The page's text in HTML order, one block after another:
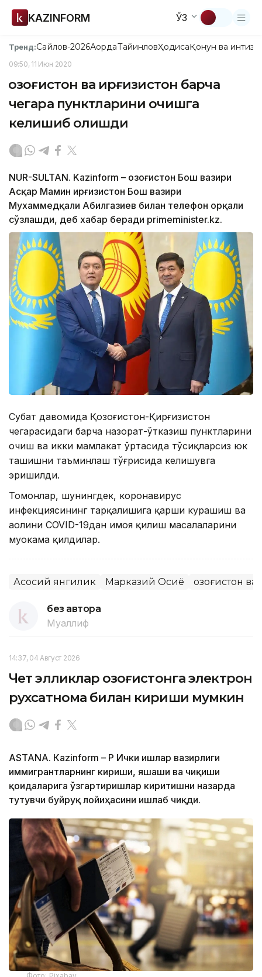
KAZINFORM ЎЗ
Тренд:Сайлов-2026АқордаТайинловҲодисаҚонун ва
09:50, 11 Июн 2020
Қозоғистон ва Қирғизистон барча
чегара пунктларини очишга
келишиб олишди
NUR-SULTAN. Kazinform – Қозоғистон Бош вазири
Асқар Мамин Қирғизистон Бош вазири
Мухаммедқали Абилгазиев билан телефон орқали
сўзлашди, деб хабар беради primeminister.kz.
Суҳбат давомида Қозоғистон-Қирғизистон
чегарасидаги барча назорат-ўтказиш пунктларини
очиш ва икки мамлакат ўртасида тўсиқларсиз юк
ташишни таъминлаш тўғрисида келишувга
эришилди.
Томонлар, шунингдек, коронавирус
инфекциясининг тарқалишига қарши курашиш ва
аҳолини COVID-19дан ҳимоя қилиш масалаларини
муҳокама қилдилар.
Асосий янгилик Марказий Осиё Қозоғистон
без автора
Муаллиф
14:37, 04 Август 2026
Чет элликлар Қозоғистонга электрон
рухсатнома билан кириши мумкин
ASTANА. Кazinform – ҚР Ички ишлар вазирлиги
иммигрантларнинг кириши, яшаши ва чиқиши
қоидаларига ўзгартиришлар киритишни назарда
тутувчи буйруқ лойиҳасини ишлаб чиқди.